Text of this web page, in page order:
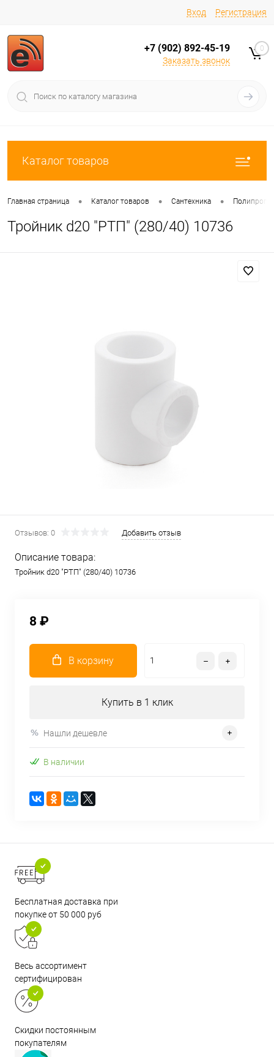
Вход Регистрация
+7 (902) 892-45-19
Заказать звонок
0
Каталог товаров
Главная страница • Каталог товаров • Сантехника •
Тройник d20 "РТП" (280/40) 10736
Отзывов: 0 Добавить отзыв
Описание товара:
Тройник d20 "РТП" (280/40) 10736
8 ₽
В корзину
Купить в 1 клик
Нашли дешевле
В наличии
Бесплатная доставка при
покупке от 50 000 руб
Весь ассортимент
сертифицирован
Скидки постоянным
покупателям